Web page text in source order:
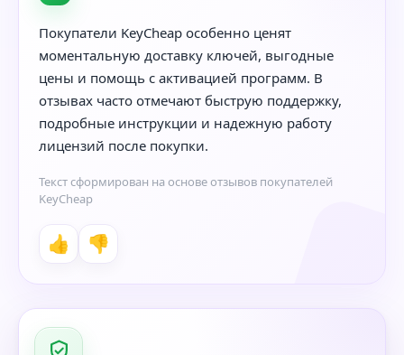
Покупатели KeyCheap особенно ценят
моментальную доставку ключей, выгодные
цены и помощь с активацией программ. В
отзывах часто отмечают быструю поддержку,
подробные инструкции и надежную работу
лицензий после покупки.
Текст сформирован на основе отзывов покупателей
KeyCheap
👍 👎